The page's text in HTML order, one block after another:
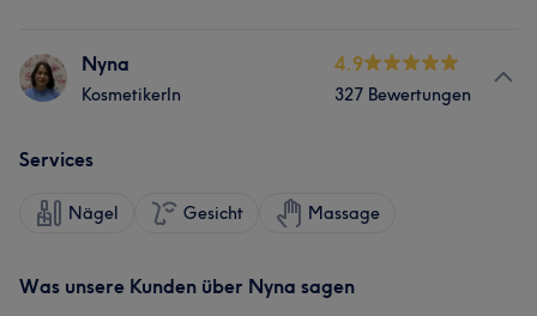
Nyna
KosmetikerIn
4.9
327 Bewertungen
Services
Nägel Gesicht Massage
Was unsere Kunden über Nyna sagen